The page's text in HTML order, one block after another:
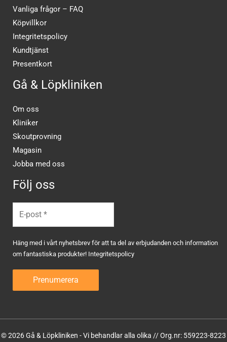
Vanliga frågor – FAQ
Köpvillkor
Integritetspolicy
Kundtjänst
Presentkort
Gå & Löpkliniken
Om oss
Kliniker
Skoutprovning
Magasin
Jobba med oss
Följ oss
Häng med i vårt nyhetsbrev för att ta del av erbjudanden och information
om fantastiska produkter! Integritetspolicy
© 2026 Gå & Löpkliniken - Vi behandlar alla olika // Org.nr: 559223-8223